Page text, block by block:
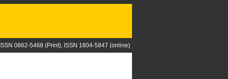
ISSN 0862-5468 (Print), ISSN 1804-5847 (online)